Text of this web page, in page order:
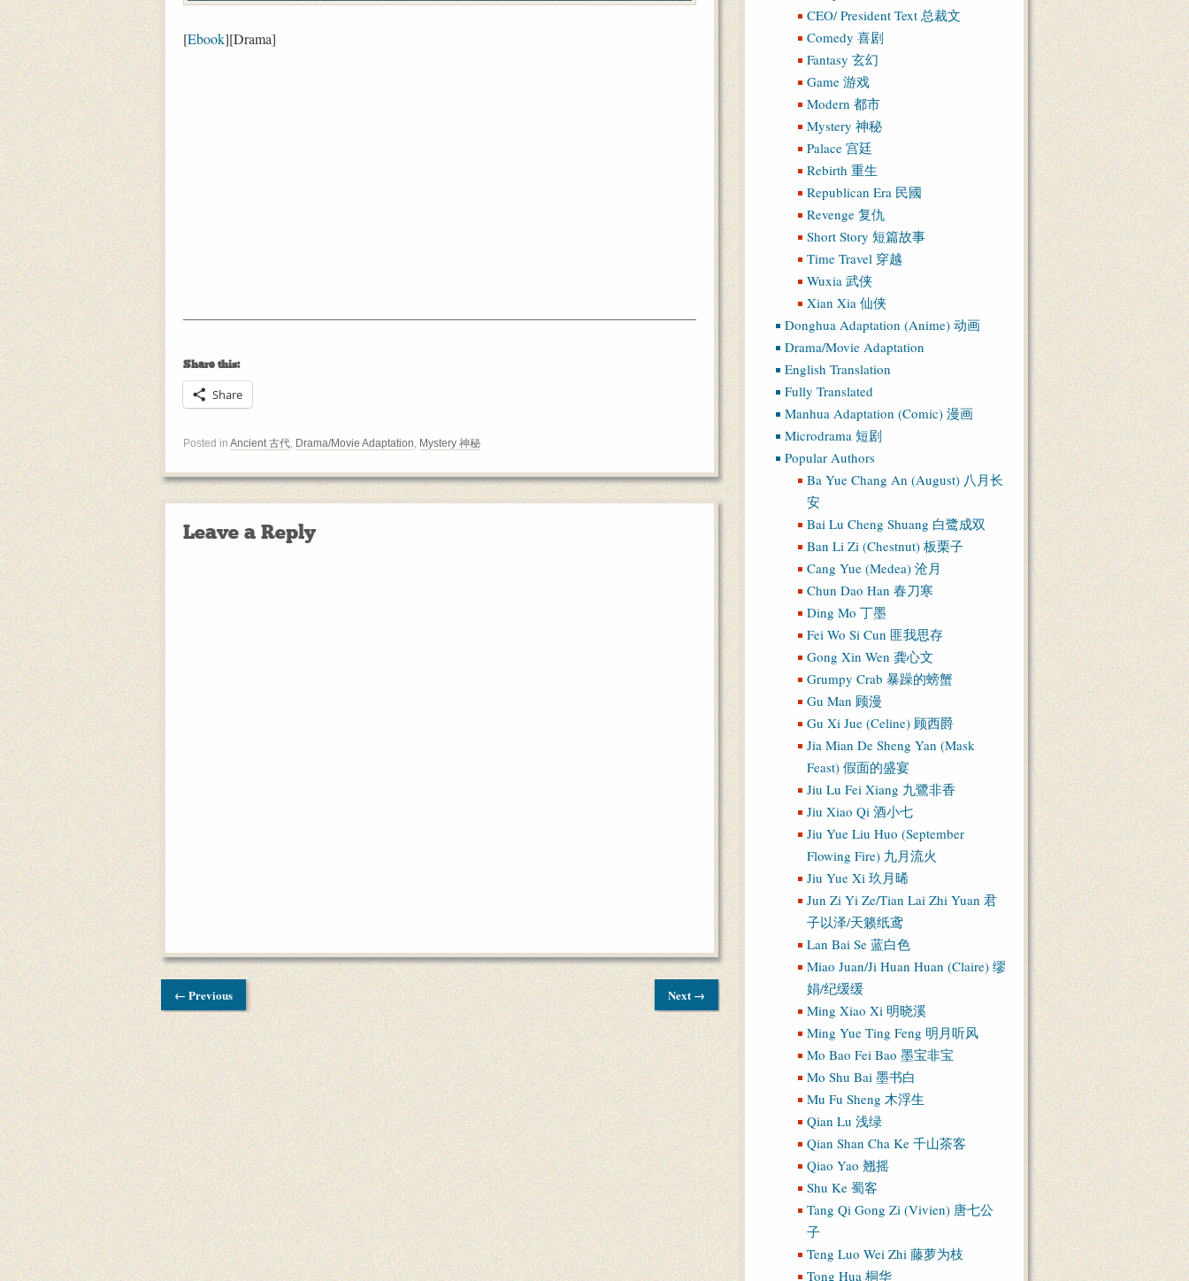
[Ebook][Drama]
Share this:
Share
Posted in Ancient 古代, Drama/Movie Adaptation, Mystery 神秘
Leave a Reply
← Previous Next →
CEO/ President Text 总裁文
Comedy 喜剧
Fantasy 玄幻
Game 游戏
Modern 都市
Mystery 神秘
Palace 宫廷
Rebirth 重生
Republican Era 民國
Revenge 复仇
Short Story 短篇故事
Time Travel 穿越
Wuxia 武侠
Xian Xia 仙侠
Donghua Adaptation (Anime) 动画
Drama/Movie Adaptation
English Translation
Fully Translated
Manhua Adaptation (Comic) 漫画
Microdrama 短剧
Popular Authors
Ba Yue Chang An (August) 八月长
安
Bai Lu Cheng Shuang 白鹭成双
Ban Li Zi (Chestnut) 板栗子
Cang Yue (Medea) 沧月
Chun Dao Han 春刀寒
Ding Mo 丁墨
Fei Wo Si Cun 匪我思存
Gong Xin Wen 龚心文
Grumpy Crab 暴躁的螃蟹
Gu Man 顾漫
Gu Xi Jue (Celine) 顾西爵
Jia Mian De Sheng Yan (Mask
Feast) 假面的盛宴
Jiu Lu Fei Xiang 九鷺非香
Jiu Xiao Qi 酒小七
Jiu Yue Liu Huo (September
Flowing Fire) 九月流火
Jiu Yue Xi 玖月晞
Jun Zi Yi Ze/Tian Lai Zhi Yuan 君
子以泽/天籁纸鸢
Lan Bai Se 蓝白色
Miao Juan/Ji Huan Huan (Claire) 缪
娟/纪缓缓
Ming Xiao Xi 明晓溪
Ming Yue Ting Feng 明月听风
Mo Bao Fei Bao 墨宝非宝
Mo Shu Bai 墨书白
Mu Fu Sheng 木浮生
Qian Lu 浅绿
Qian Shan Cha Ke 千山茶客
Qiao Yao 翘摇
Shu Ke 蜀客
Tang Qi Gong Zi (Vivien) 唐七公
子
Teng Luo Wei Zhi 藤萝为枝
Tong Hua 桐华